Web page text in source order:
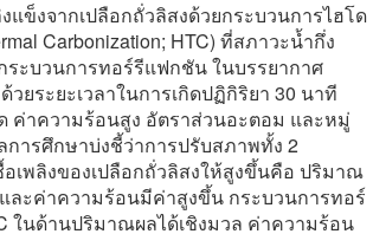
ข็งจากเปลือกถั่วลิสงด้วยกระบวนการไฮโด
Carbonization; HTC) ที่สภาวะน้ำกึ่ง
ระบวนการทอร์รีแฟกชัน ในบรรยากาศ
วยระยะเวลาในการเกิดปฏิกิริยา 30 นาที
ค่าความร้อนสูง อัตราส่วนอะตอม และหมู่
รศึกษาบ่งชี้ว่าการปรับสภาพทั้ง 2
เพลิงของเปลือกถั่วลิสงให้สูงขึ้นคือ ปริมาณ
ะค่าความร้อนมีค่าสูงขึ้น กระบวนการทอร์
ในด้านปริมาณผลได้เชิงมวล ค่าความร้อน